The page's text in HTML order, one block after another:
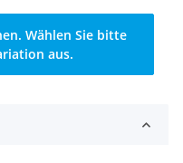
Wählen Sie bitte
aus.